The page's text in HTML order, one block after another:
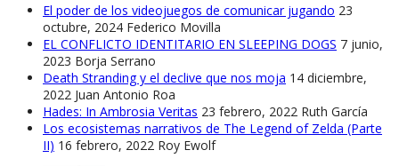
El poder de los videojuegos de comunicar jugando 23
octubre, 2024 Federico Movilla
EL CONFLICTO IDENTITARIO EN SLEEPING DOGS 7 junio,
2023 Borja Serrano
Death Stranding y el declive que nos moja 14 diciembre,
2022 Juan Antonio Roa
Hades: In Ambrosia Veritas 23 febrero, 2022 Ruth García
Los ecosistemas narrativos de The Legend of Zelda (Parte
II) 16 febrero, 2022 Roy Ewolf